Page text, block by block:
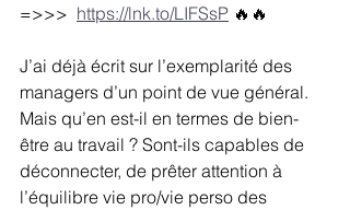
=>>> https://lnk.to/LIFSsP 🔥🔥
J’ai déjà écrit sur l’exemplarité des
managers d’un point de vue général.
Mais qu’en est-il en termes de bien-
être au travail ? Sont-ils capables de
déconnecter, de prêter attention à
l’équilibre vie pro/vie perso des